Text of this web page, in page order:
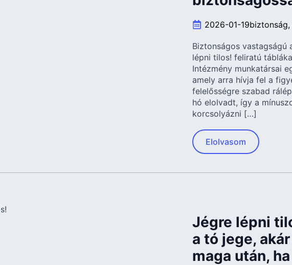
2026-01-19biztonság
Biztonságos
lépni tilos! feliratú
Intézmény munkatársai
amely arra hívja fel a
felelősségre szabad
hó elolvadt, így a
korcsolyázni […]
Elolvasom
Jégre lépni
a tó jege,
maga után,